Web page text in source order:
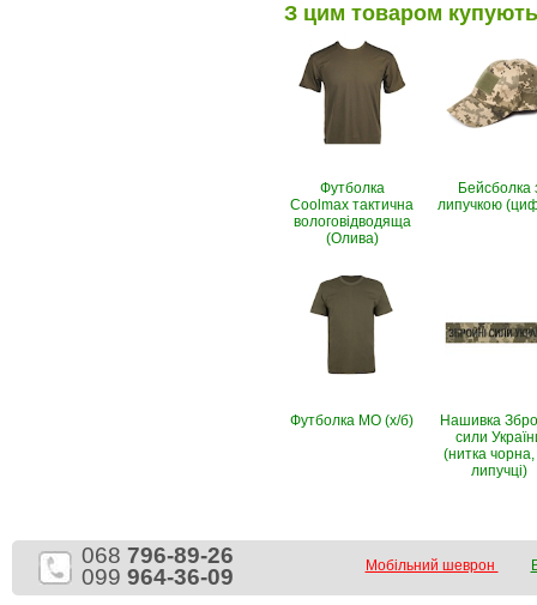
З цим товаром купують
Футболка
Coolmax тактична
вологовiдводяща
(Олива)
Бейсболка
липучкою
Футболка МО (х/б)
Нашивка
сили
(нитка
липучці)
068 796-89-26
099 964-36-09 Мобільний шеврон